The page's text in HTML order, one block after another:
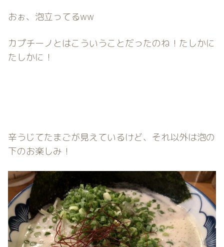
おぉ、泡立ってるww
カプチーノとはこういうことだったのね！たしかに
たしかに！
辛うじてたまごが見えているけど、それ以外は泡の
下のお楽しみ！